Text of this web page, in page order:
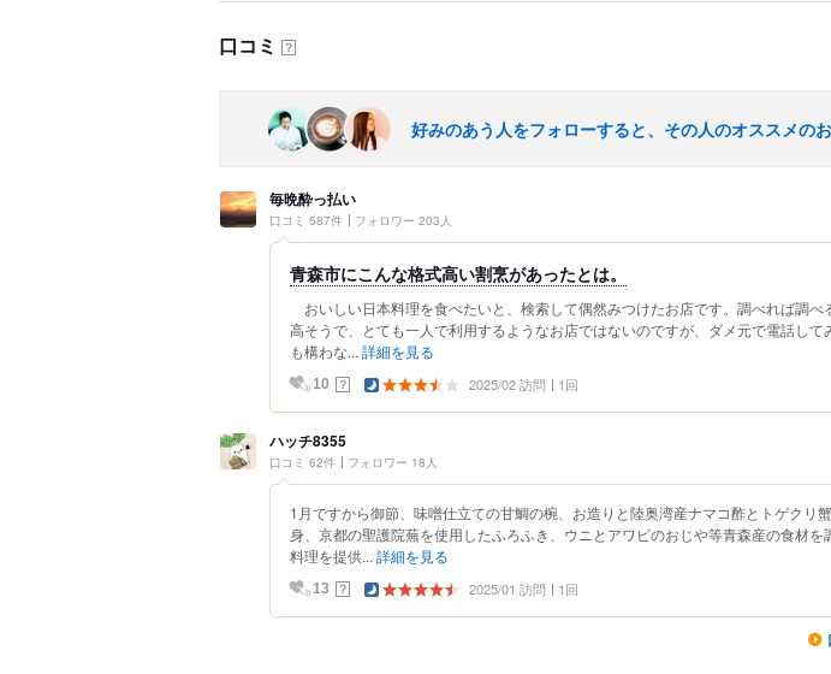
口コミ ？
好みのあう人をフォローすると、その人のオススメのお
毎晩酔っ払い
口コミ 587件 フォロワー 203人
青森市にこんな格式高い割烹があったとは。
おいしい日本料理を食べたいと、検索して偶然みつけたお店です。調べれば調べ
高そうで、とても一人で利用するようなお店ではないのですが、ダメ元で電話して
も構わな... 詳細を見る
10 ？ 2025/02 訪問 1回
ハッチ8355
口コミ 62件 フォロワー 18人
1月ですから御節、味噌仕立ての甘鯛の椀、お造りと陸奥湾産ナマコ酢とトゲクリ
身、京都の聖護院蕪を使用したふろふき、ウニとアワビのおじや等青森産の食材を
料理を提供... 詳細を見る
13 ？ 2025/01 訪問 1回